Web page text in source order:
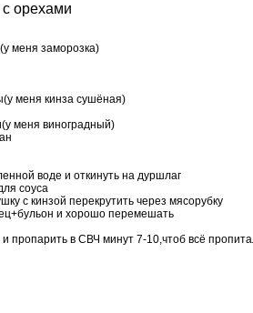
орехами
меня заморозка)
меня кинза сушёная)
меня виноградный)
воде и откинуть на дуршлаг
соуса
с кинзой перекрутить через мясорубку
и хорошо перемешать
пропарить в СВЧ минут 7-10,чтоб всё